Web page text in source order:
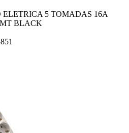
5 TOMADAS 16A
BLACK